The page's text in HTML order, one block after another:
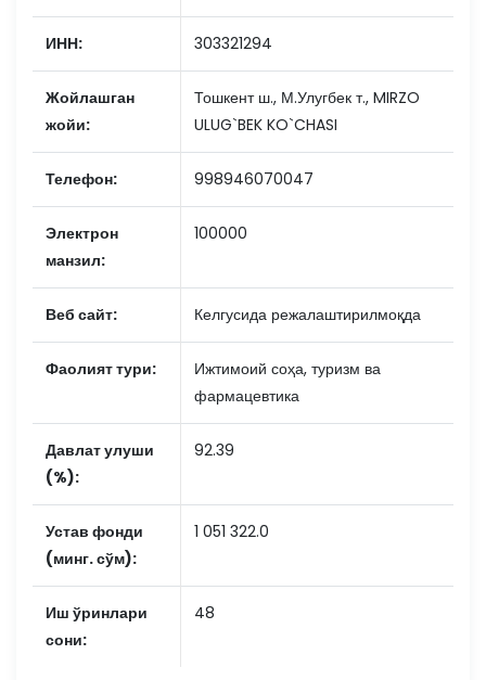
ИНН: 303321294
Жойлашган
жойи:
Тошкент ш., М.Улугбек т., MIRZO
ULUG`BEK KO`CHASI
Телефон: 998946070047
Электрон
манзил:
100000
Веб сайт: Келгусида режалаштирилмоқда
Фаолият тури:
Ижтимоий соҳа, туризм ва
фармацевтика
Давлат улуши
(%):
92.39
Устав фонди
(минг. сўм):
1 051 322.0
Иш ўринлари
сони:
48